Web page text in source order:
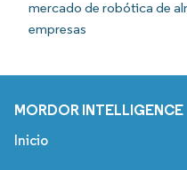
mercado de robótica de
empresas
MORDOR INTELLIGENCE
Inicio